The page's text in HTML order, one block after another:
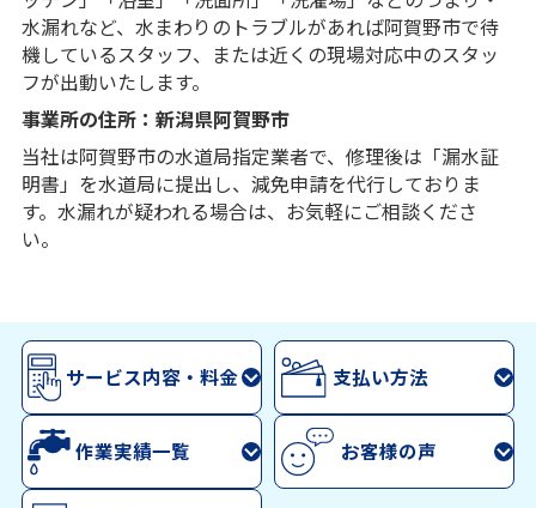
水漏れなど、水まわりのトラブルがあれば阿賀野市で待
機しているスタッフ、または近くの現場対応中のスタッ
フが出動いたします。
事業所の住所：新潟県阿賀野市
当社は阿賀野市の水道局指定業者で、修理後は「漏水証
明書」を水道局に提出し、減免申請を代行しておりま
す。水漏れが疑われる場合は、お気軽にご相談くださ
い。
サービス内容・料金 支払い方法
作業実績一覧 お客様の声